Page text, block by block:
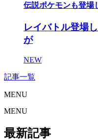
伝説ポケモンも登場
レイバトル登場
が
NEW
記事一覧
MENU
MENU
最新記事